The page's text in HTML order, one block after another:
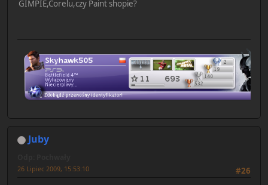
GIMPIE,Corelu,czy Paint shopie?
Juby
#26
26 Lipiec 2009, 15:53:10